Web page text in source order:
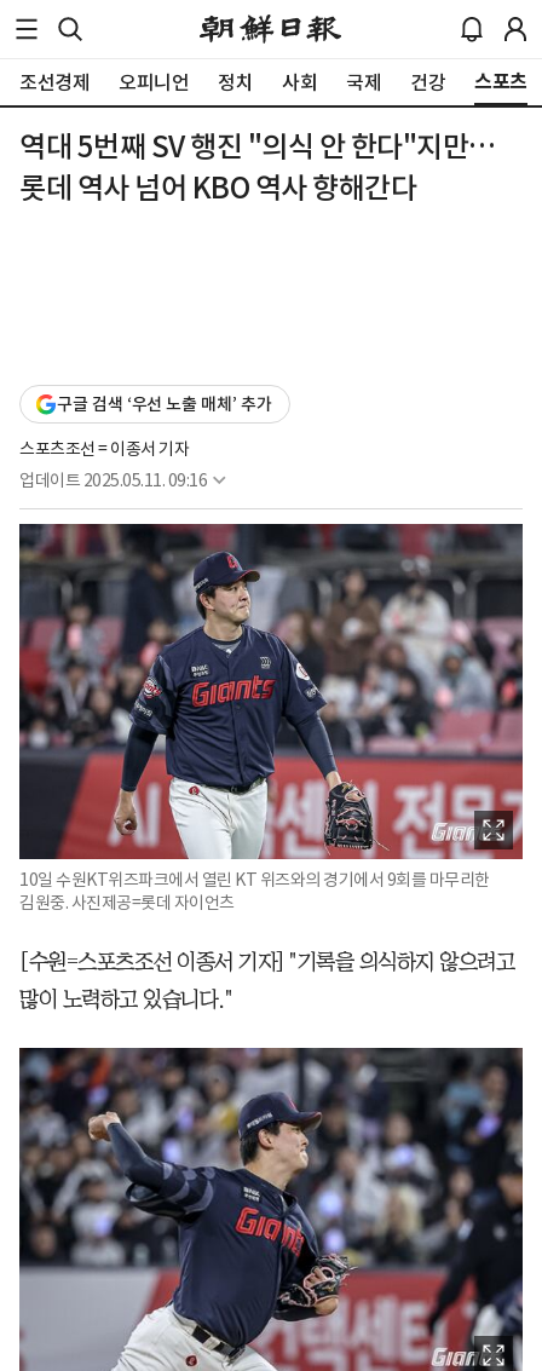
조선경제 오피니언 정치 사회 국제 건강 스포츠
역대 5번째 SV 행진 "의식 안 한다"지만…
롯데 역사 넘어 KBO 역사 향해간다
구글 검색 ‘우선 노출 매체’ 추가
스포츠조선 = 이종서 기자
업데이트 2025.05.11. 09:16
10일 수원KT위즈파크에서 열린 KT 위즈와의 경기에서 9회를 마무리한
김원중. 사진제공=롯데 자이언츠
[수원=스포츠조선 이종서 기자] "기록을 의식하지 않으려고
많이 노력하고 있습니다."